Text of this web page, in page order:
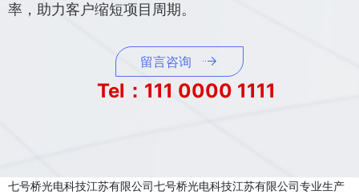
率，助力客户缩短项目周期。
留言咨询
Tel：111 0000 1111
七号桥光电科技江苏有限公司七号桥光电科技江苏有限公司专业生产